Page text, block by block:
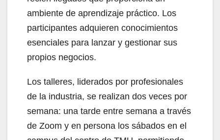
ambiente de aprendizaje práctico. Los
participantes adquieren conocimientos
esenciales para lanzar y gestionar sus
propios negocios.
Los talleres, liderados por profesionales
de la industria, se realizan dos veces por
semana: una tarde entre semana a través
de Zoom y en persona los sábados en el